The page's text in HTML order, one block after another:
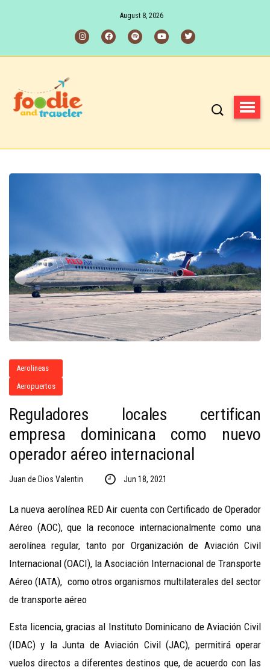
August 8, 2026
Aerolineas
Aeropuertos
Reguladores locales certifican
empresa dominicana como nuevo
operador aéreo internacional
Juan de Dios Valentin Jun 18, 2021
La nueva aerolínea RED Air cuenta con Certificado de Operador
Aéreo (AOC), que la reconoce internacionalmente como una
aerolínea regular, tanto por Organización de Aviación Civil
Internacional (OACI), la Asociación Internacional de Transporte
Aéreo (IATA), como otros organismos multilaterales del sector
de transporte aéreo
Esta licencia, gracias al Instituto Dominicano de Aviación Civil
(IDAC) y la Junta de Aviación Civil (JAC), permitirá operar
vuelos directos a diferentes destinos que, de acuerdo con las